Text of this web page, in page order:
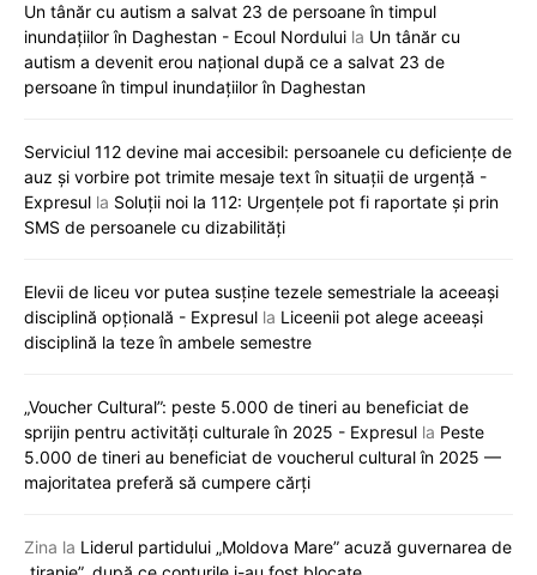
Un tânăr cu autism a salvat 23 de persoane în timpul
inundațiilor în Daghestan - Ecoul Nordului la Un tânăr cu
autism a devenit erou național după ce a salvat 23 de
persoane în timpul inundațiilor în Daghestan
Serviciul 112 devine mai accesibil: persoanele cu deficiențe de
auz și vorbire pot trimite mesaje text în situații de urgență -
Expresul la Soluții noi la 112: Urgențele pot fi raportate și prin
SMS de persoanele cu dizabilități
Elevii de liceu vor putea susține tezele semestriale la aceeași
disciplină opțională - Expresul la Liceenii pot alege aceeași
disciplină la teze în ambele semestre
„Voucher Cultural”: peste 5.000 de tineri au beneficiat de
sprijin pentru activități culturale în 2025 - Expresul la Peste
5.000 de tineri au beneficiat de voucherul cultural în 2025 —
majoritatea preferă să cumpere cărți
Zina la Liderul partidului „Moldova Mare” acuză guvernarea de